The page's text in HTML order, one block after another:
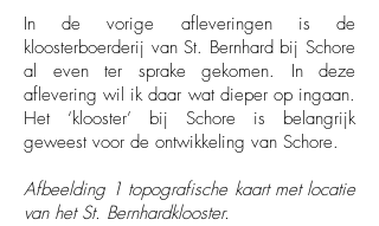
In de vorige afleveringen is de
kloosterboerderij van St. Bernhard bij Schore
al even ter sprake gekomen. In deze
aflevering wil ik daar wat dieper op ingaan.
Het ‘klooster’ bij Schore is belangrijk
geweest voor de ontwikkeling van Schore.
Afbeelding 1 topografische kaart met locatie
van het St. Bernhardklooster.